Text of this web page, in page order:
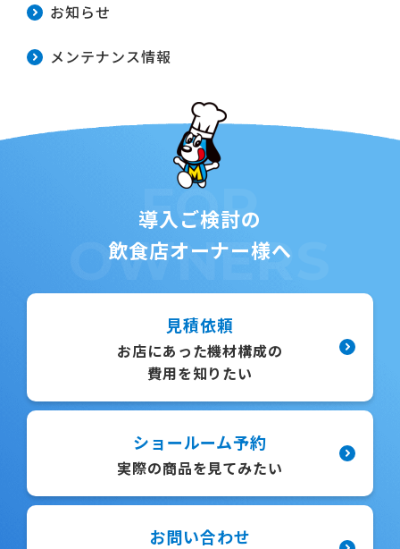
お知らせ
メンテナンス情報
導入ご検討の
飲食店オーナー様へ
FOR
OWNERS
見積依頼
お店にあった機材構成の
費用を知りたい
ショールーム予約
実際の商品を見てみたい
お問い合わせ